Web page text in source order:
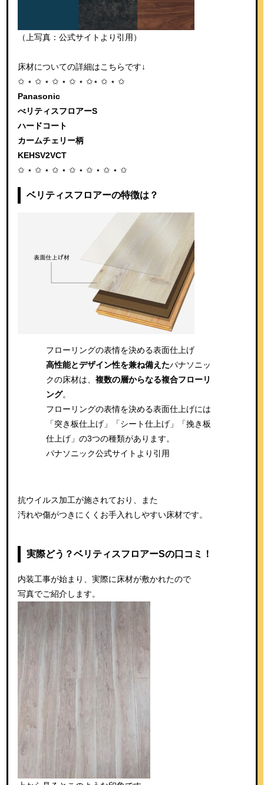
（上写真：公式サイトより引用）
床材についての詳細はこちらです↓
✩ ⋆ ✩ ⋆ ✩ ⋆ ✩ ⋆ ✩⋆ ✩ ⋆ ✩
Panasonic
べリティスフロアーS
ハードコート
カームチェリー柄
KEHSV2VCT
✩ ⋆ ✩ ⋆ ✩ ⋆ ✩ ⋆ ✩ ⋆ ✩ ⋆ ✩
ベリティスフロアーの特徴は？
フローリングの表情を決める表面仕上げ
高性能とデザイン性を兼ね備えたパナソニッ
クの床材は、 複数の層からなる複合フローリ
ング。
フローリングの表情を決める表面仕上げには
「突き板仕上げ」「シート仕上げ」「挽き板
仕上げ」の3つの種類があります。
パナソニック公式サイトより引用
抗ウイルス加工が施されており、また
汚れや傷がつきにくくお手入れしやすい床材です。
実際どう？ベリティスフロアーSの口コミ！
内装工事が始まり、実際に床材が敷かれたので
写真でご紹介します。